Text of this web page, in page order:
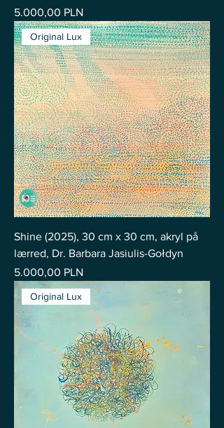
Pris
5.000,00 PLN
Original Lux
Shine (2025), 30 cm x 30 cm, akryl på
lærred, Dr. Barbara Jasiulis-Gołdyn
Pris
5.000,00 PLN
Original Lux